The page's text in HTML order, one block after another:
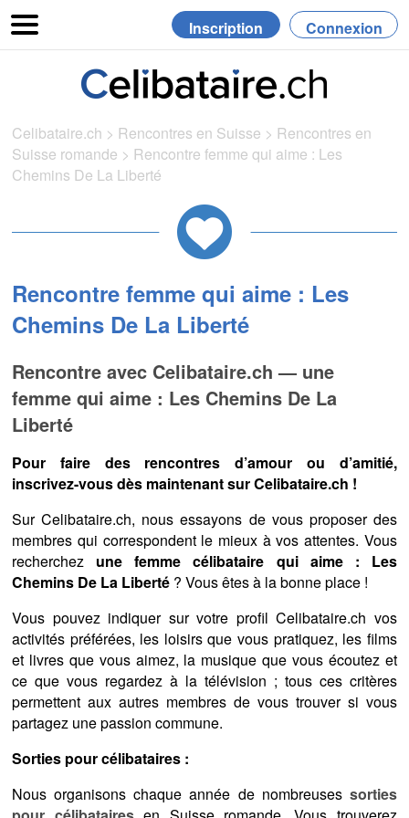
Inscription Connexion
Celibataire.ch > Rencontres en Suisse > Rencontres en
Suisse romande > Rencontre femme qui aime : Les
Chemins De La Liberté
Rencontre femme qui aime : Les
Chemins De La Liberté
Rencontre avec Celibataire.ch — une
femme qui aime : Les Chemins De La
Liberté
Pour faire des rencontres d’amour ou d’amitié,
inscrivez-vous dès maintenant sur Celibataire.ch !
Sur Celibataire.ch, nous essayons de vous proposer des
membres qui correspondent le mieux à vos attentes. Vous
recherchez une femme célibataire qui aime : Les
Chemins De La Liberté ? Vous êtes à la bonne place !
Vous pouvez indiquer sur votre profil Celibataire.ch vos
activités préférées, les loisirs que vous pratiquez, les films
et livres que vous aimez, la musique que vous écoutez et
ce que vous regardez à la télévision ; tous ces critères
permettent aux autres membres de vous trouver si vous
partagez une passion commune.
Sorties pour célibataires :
Nous organisons chaque année de nombreuses sorties